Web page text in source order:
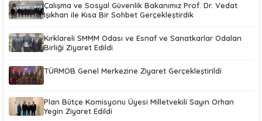
Çalışma ve Sosyal Güvenlik Bakanımız Prof. Dr. Vedat
Işıkhan ile Kısa Bir Sohbet Gerçekleştirdik
Kırklareli SMMM Odası ve Esnaf ve Sanatkarlar Odaları
Birliği Ziyaret Edildi
TÜRMOB Genel Merkezine Ziyaret Gerçekleştirildi
Plan Bütçe Komisyonu Üyesi Milletvekili Sayın Orhan
Yegin Ziyaret Edildi